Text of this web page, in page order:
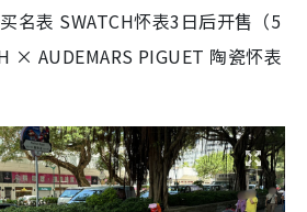
名表 SWATCH怀表3日后开售（5
× AUDEMARS PIGUET 陶瓷怀表